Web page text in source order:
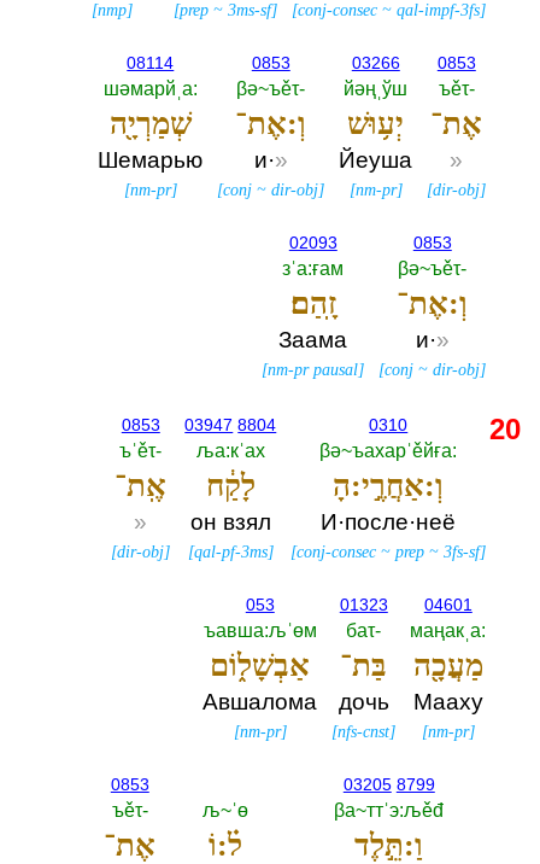
[conj-consec ~qal-impf-3fs]
[prep ~3ms-sf]
[nmp]
0853
ъěτ-‎
אֶת־
»
[dir-obj]
03266
йәңˌўш
יְע֥וּשׁ
Йеуша
[nm-pr]
0853
βә~ъěτ-‎
וְ:אֶת־
и·»
[conj ~dir-obj]
08114
шәмарйˌа:‎
שְׁמַרְיָ֖ה
Шемарью
[nm-pr]
0853
βә~ъěτ-‎
וְ:אֶת־
и·»
[conj ~dir-obj]
02093
зˈа:ғам
זָֽהַם׃
Заама
[nm-pr pausal]
0310
βә~ъахарˈěйға:‎
וְ:אַחֲרֶ֣י:הָ
И·после·неё
[conj-consec ~prep ~3fs-sf]
03947 8804
ља:кˈах
לָקַ֔ח
он взял
[qal-pf-3ms]
0853
ъˈěτ-‎
אֶֽת־
»
[dir-obj]
04601
маңакˌа:‎
מַעֲכָ֖ה
Мааху
[nm-pr]
01323
баτ-‎
בַּת־
дочь
[nfs-cnst]
053
ъавша:љˈөм
אַבְשָׁל֑וֹם
Авшалома
[nm-pr]
03205 8799
βа~ттˈэ:љěđ
וַ:תֵּ֣לֶד
љ~ˈө
ל֗:וֹ
0853
ъěτ-‎
אֶת־
20